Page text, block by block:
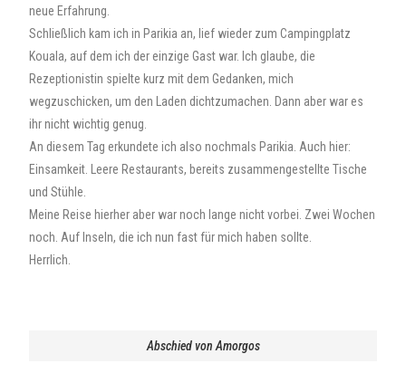
neue Erfahrung.
Schließlich kam ich in Parikia an, lief wieder zum Campingplatz
Kouala, auf dem ich der einzige Gast war. Ich glaube, die
Rezeptionistin spielte kurz mit dem Gedanken, mich
wegzuschicken, um den Laden dichtzumachen. Dann aber war es
ihr nicht wichtig genug.
An diesem Tag erkundete ich also nochmals Parikia. Auch hier:
Einsamkeit. Leere Restaurants, bereits zusammengestellte Tische
und Stühle.
Meine Reise hierher aber war noch lange nicht vorbei. Zwei Wochen
noch. Auf Inseln, die ich nun fast für mich haben sollte.
Herrlich.
Abschied von Amorgos